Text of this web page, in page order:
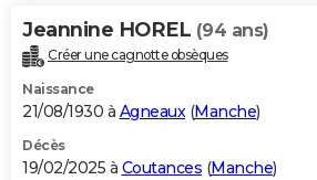
Jeannine HOREL (94 ans)
Créer une cagnotte obsèques
Naissance
21/08/1930 à Agneaux(Manche)
Décès
19/02/2025 à Coutances (Manche)